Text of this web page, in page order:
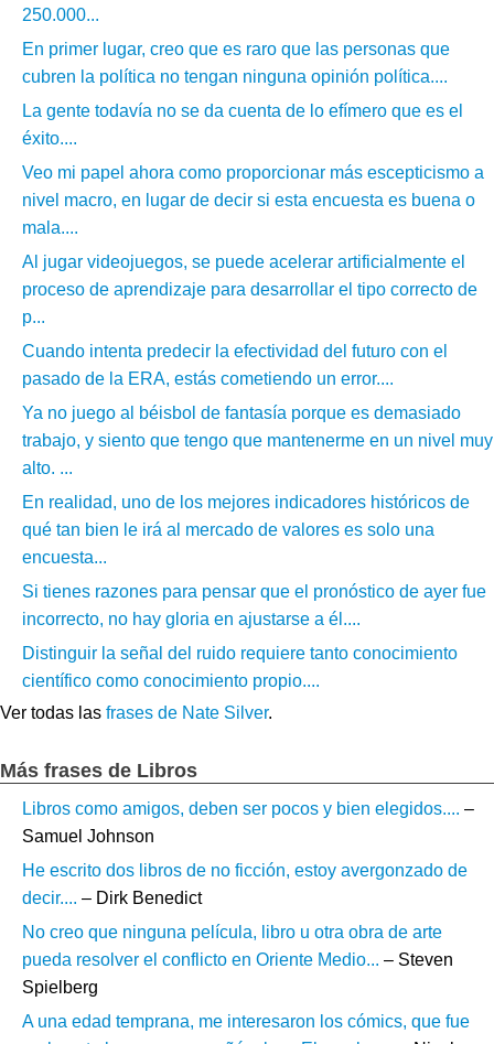
250.000...
En primer lugar, creo que es raro que las personas que
cubren la política no tengan ninguna opinión política....
La gente todavía no se da cuenta de lo efímero que es el
éxito....
Veo mi papel ahora como proporcionar más escepticismo a
nivel macro, en lugar de decir si esta encuesta es buena o
mala....
Al jugar videojuegos, se puede acelerar artificialmente el
proceso de aprendizaje para desarrollar el tipo correcto de
p...
Cuando intenta predecir la efectividad del futuro con el
pasado de la ERA, estás cometiendo un error....
Ya no juego al béisbol de fantasía porque es demasiado
trabajo, y siento que tengo que mantenerme en un nivel muy
alto. ...
En realidad, uno de los mejores indicadores históricos de
qué tan bien le irá al mercado de valores es solo una
encuesta...
Si tienes razones para pensar que el pronóstico de ayer fue
incorrecto, no hay gloria en ajustarse a él....
Distinguir la señal del ruido requiere tanto conocimiento
científico como conocimiento propio....
Ver todas las frases de Nate Silver.
Más frases de Libros
Libros como amigos, deben ser pocos y bien elegidos.... –
Samuel Johnson
He escrito dos libros de no ficción, estoy avergonzado de
decir.... – Dirk Benedict
No creo que ninguna película, libro u otra obra de arte
pueda resolver el conflicto en Oriente Medio... – Steven
Spielberg
A una edad temprana, me interesaron los cómics, que fue